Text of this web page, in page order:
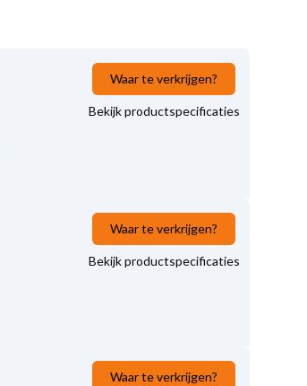
Waar te verkrijgen?
Bekijk productspecificaties
Waar te verkrijgen?
Bekijk productspecificaties
Waar te verkrijgen?